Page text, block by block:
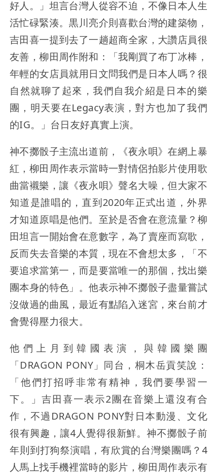
好人。」坦言台灣人從容不迫，不像日本人生
活忙碌緊湊。黒川亮介則喜歡台灣的建築物，
吉田喜一提到去了一趟超商全家，大讚店員很
友善，柳田周作附和：「我剛買了布丁冰棒，
年輕的女店員就用日文問我們是日本人嗎？很
自然就聊了起來，我們自我介紹是日本的樂
團，明天要在Legacy表演，對方也加了我們
的IG。」台日友好真實上演。
神不擲骰子主流出道前，《夜永唄》在網上暴
紅，柳田周作表示當時一對情侶拍影片使用歌
曲當襯樂，讓《夜永唄》聲名大噪，但大家不
知道是誰唱的，直到2020年正式出道，外界
才知道原唱是他們。至於是否會在意流量？柳
田坦言一開始會在意數字，為了賣座而寫歌，
反而失去音樂的本質，現在不會想太多，「不
要追求當第一，而是要當唯一的那個，找出樂
團本身的特色」。他表示神不擲骰子盡量嘗試
沒做過的曲風，最近有點陷入迷宮，來台前才
會覺得壓力很大。
他們上月到韓國表演，與韓國樂團
「DRAGON PONY」同台，桐木岳貢笑說：
「他們打招呼非常有精神，我們要學習一
下。」吉田喜一表示2團在音樂上還沒有合
作，不過DRAGON PONY對日本動漫、文化
很有興趣，讓4人覺得很新鮮。神不擲骰子前
年則到打狗祭演唱，有欣賞的台灣樂團嗎？4
人馬上找手機裡當時的影片，柳田周作表示有